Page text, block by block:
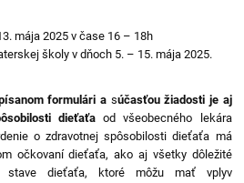
mája 2025 v čase 16 – 18h
školy v dňoch 5. – 15. mája 2025.
formulári a súčasťou žiadosti je aj
dieťaťa od všeobecného lekára
o zdravotnej spôsobilosti dieťaťa má
očkovaní dieťaťa, ako aj všetky dôležité
stave dieťaťa, ktoré môžu mať vplyv